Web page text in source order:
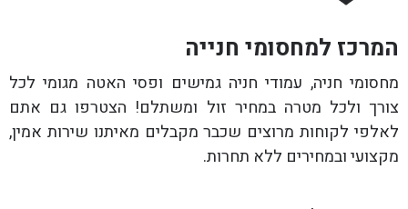
המרכז למחסומי חנייה
מחסומי חניה, עמודי חניה גמישים ופסי האטה מגומי לכל
צורך ולכל מטרה במחיר זול ומשתלם! הצטרפו גם אתם
לאלפי לקוחות מרוצים שכבר מקבלים מאיתנו שירות אמין,
מקצועי ובמחירים ללא תחרות.